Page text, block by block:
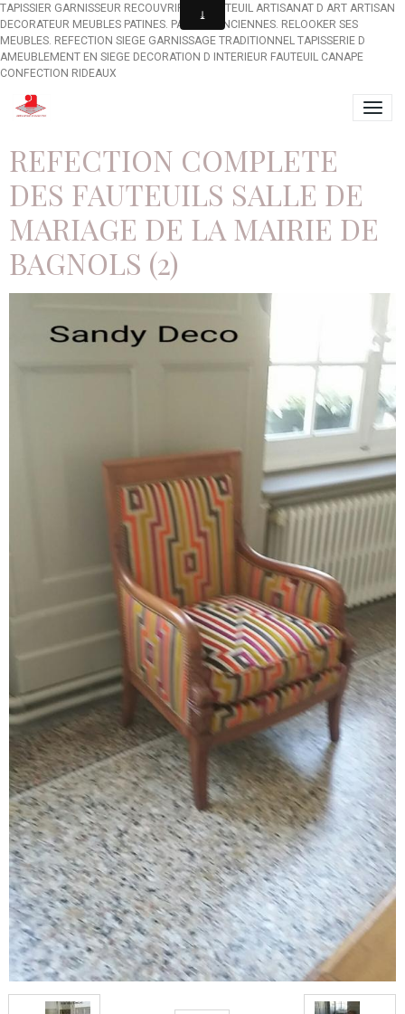
TAPISSIER GARNISSEUR RECOUVRIR UN FAUTEUIL ARTISANAT D ART ARTISAN
DECORATEUR MEUBLES PATINES. PATINES ANCIENNES. RELOOKER SES
MEUBLES. REFECTION SIEGE GARNISSAGE TRADITIONNEL TAPISSERIE D
AMEUBLEMENT EN SIEGE DECORATION D INTERIEUR FAUTEUIL CANAPE
CONFECTION RIDEAUX
REFECTION COMPLETE
DES FAUTEUILS SALLE DE
MARIAGE DE LA MAIRIE DE
BAGNOLS (2)